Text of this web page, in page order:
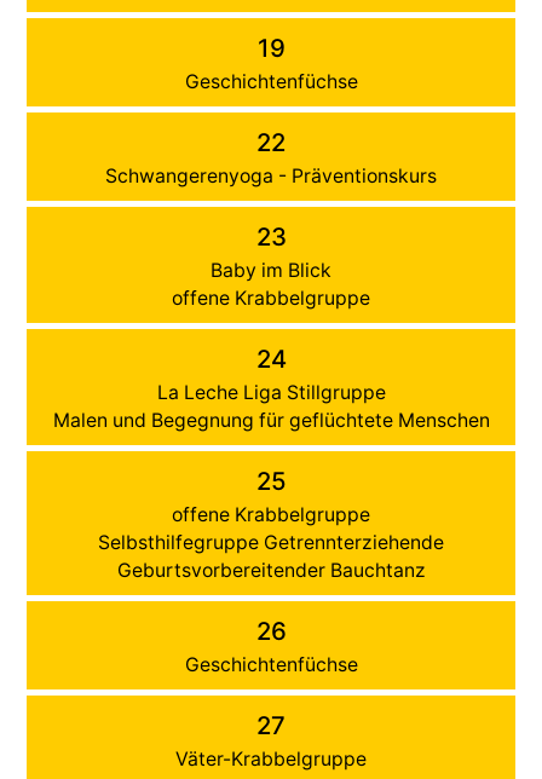
19
Geschichtenfüchse
22
Schwangerenyoga - Präventionskurs
23
Baby im Blick
offene Krabbelgruppe
24
La Leche Liga Stillgruppe
Malen und Begegnung für geflüchtete Menschen
25
offene Krabbelgruppe
Selbsthilfegruppe Getrennterziehende
Geburtsvorbereitender Bauchtanz
26
Geschichtenfüchse
27
Väter-Krabbelgruppe